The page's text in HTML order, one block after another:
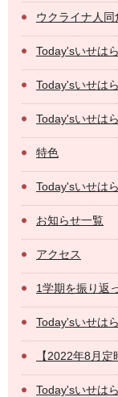
ウクライナ人
Today'sいせは
Today'sいせは
Today'sいせは
特色
Today'sいせは
お知らせ一覧
アクセス
1学期を振り返
Today'sいせは
【2022年8月定
Today'sいせは